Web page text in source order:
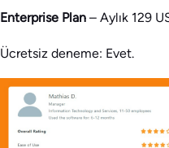
Enterprise Plan – Aylık 129
Ücretsiz deneme: Evet.